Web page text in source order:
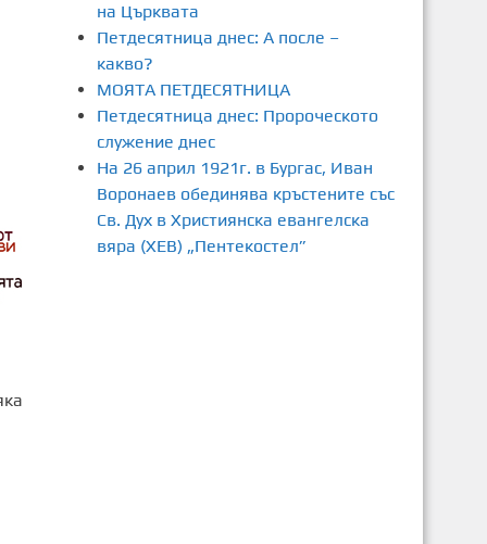
на Църквата
Петдесятница днес: А после –
какво?
МОЯТА ПЕТДЕСЯТНИЦА
Петдесятница днес: Пророческото
служение днес
На 26 април 1921г. в Бургас, Иван
Воронаев обединява кръстените със
Св. Дух в Християнска евангелска
вяра (ХЕВ) „Пентекостел”